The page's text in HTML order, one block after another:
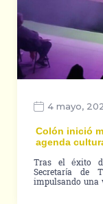
4 mayo,
Colón inició
agenda
Tras el éxito
Secretaría de
impulsando